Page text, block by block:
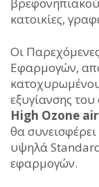
κατοικίες,
Οι
Εφαρμογών,
εξυγίανσης
High Ozone
θα
υψηλά
εφαρμογών.